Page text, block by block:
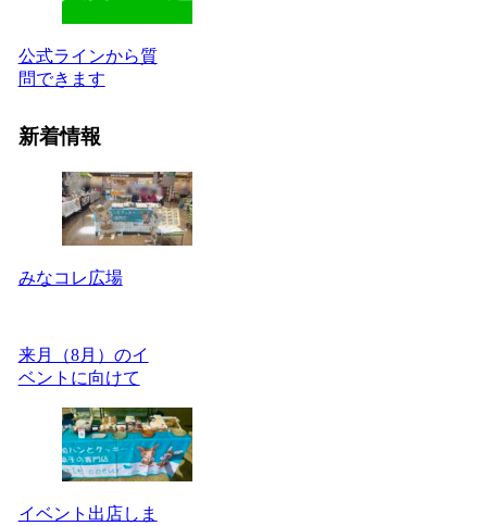
公式ラインから質
問できます
新着情報
みなコレ広場
来月（8月）のイ
ベントに向けて
イベント出店しま